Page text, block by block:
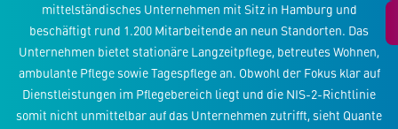
mittelständisches Unternehmen mit Sitz in Hamburg und
beschäftigt rund 1.200 Mitarbeitende an neun Standorten. Das
Unternehmen bietet stationäre Langzeitpflege, betreutes Wohnen,
ambulante Pflege sowie Tagespflege an. Obwohl der Fokus klar auf
Dienstleistungen im Pflegebereich liegt und die NIS-2-Richtlinie
somit nicht unmittelbar auf das Unternehmen zutrifft, sieht Quante